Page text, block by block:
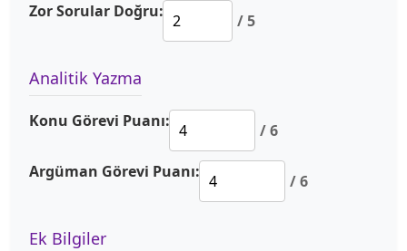
Zor Sorular Doğru: / 5
Analitik Yazma
Konu Görevi Puanı: / 6
Argüman Görevi Puanı: / 6
Ek Bilgiler